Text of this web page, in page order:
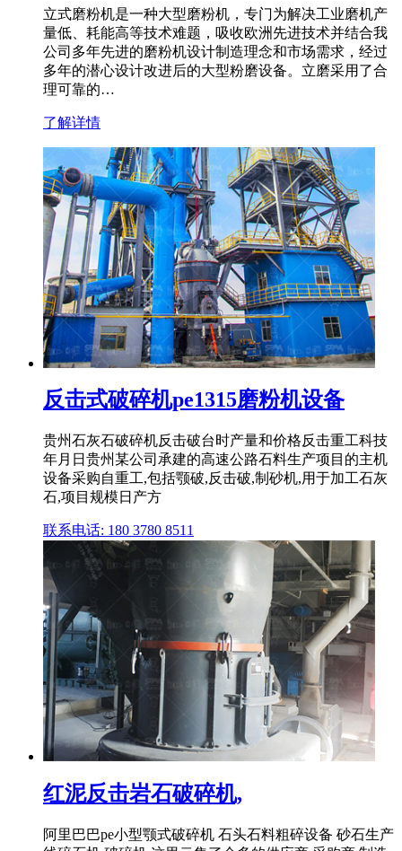
立式磨粉机是一种大型磨粉机，专门为解决工业磨机产
量低、耗能高等技术难题，吸收欧洲先进技术并结合我
公司多年先进的磨粉机设计制造理念和市场需求，经过
多年的潜心设计改进后的大型粉磨设备。立磨采用了合
理可靠的…
了解详情
反击式破碎机pe1315磨粉机设备
贵州石灰石破碎机反击破台时产量和价格反击重工科技
年月日贵州某公司承建的高速公路石料生产项目的主机
设备采购自重工,包括颚破,反击破,制砂机,用于加工石灰
石,项目规模日产方
联系电话: 180 3780 8511
红泥反击岩石破碎机,
阿里巴巴pe小型颚式破碎机 石头石料粗碎设备 砂石生产